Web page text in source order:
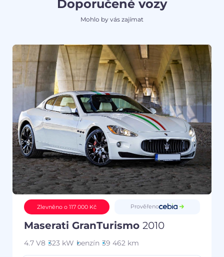
Doporučené vozy
Mohlo by vás zajímat
Zlevněno o 117 000 Kč Prověřeno
Maserati GranTurismo 2010
4.7 V8 323 kW benzín 39 462 km